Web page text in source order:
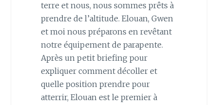
terre et nous, nous sommes prêts à
prendre de l’altitude. Elouan, Gwen
et moi nous préparons en revêtant
notre équipement de parapente.
Après un petit briefing pour
expliquer comment décoller et
quelle position prendre pour
atterrir, Elouan est le premier à